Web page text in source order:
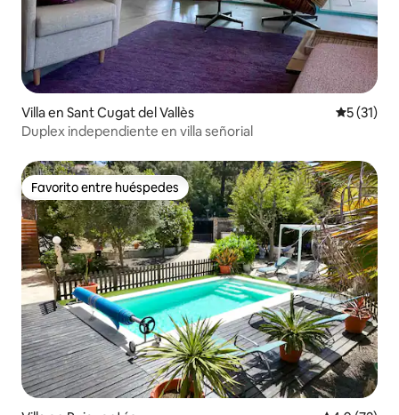
Villa en Sant Cugat del Vallès
5 (31)
Duplex independiente en villa señorial
Favorito entre huéspedes
Favorito entre huéspedes